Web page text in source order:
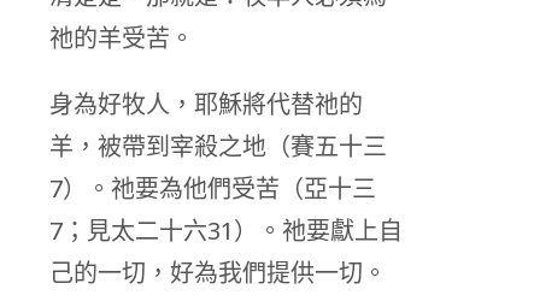
祂的羊受苦。
身為好牧人，耶穌將代替祂的
羊，被帶到宰殺之地（賽五十三
7）。祂要為他們受苦（亞十三
7；見太二十六31）。祂要獻上自
己的一切，好為我們提供一切。